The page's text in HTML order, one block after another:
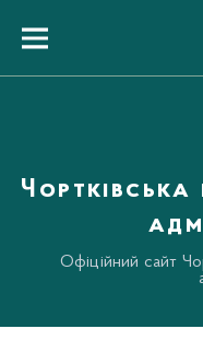
вмістуMenu
Офіційний сайт